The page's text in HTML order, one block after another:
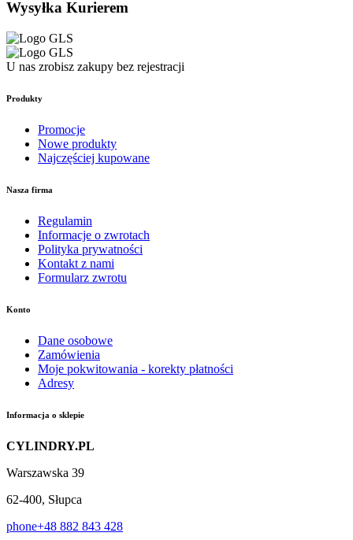
Wysyłka Kurierem
U nas zrobisz zakupy bez rejestracji
Produkty
Promocje
Nowe produkty
Najczęściej kupowane
Nasza firma
Regulamin
Informacje o zwrotach
Polityka prywatności
Kontakt z nami
Formularz zwrotu
Konto
Dane osobowe
Zamówienia
Moje pokwitowania - korekty płatności
Adresy
Informacja o sklepie
CYLINDRY.PL
Warszawska 39
62-400, Słupca
phone+48 882 843 428